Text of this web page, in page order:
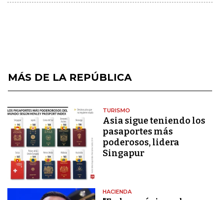
MÁS DE LA REPÚBLICA
TURISMO
Asia sigue teniendo los
pasaportes más
poderosos, lidera
Singapur
HACIENDA